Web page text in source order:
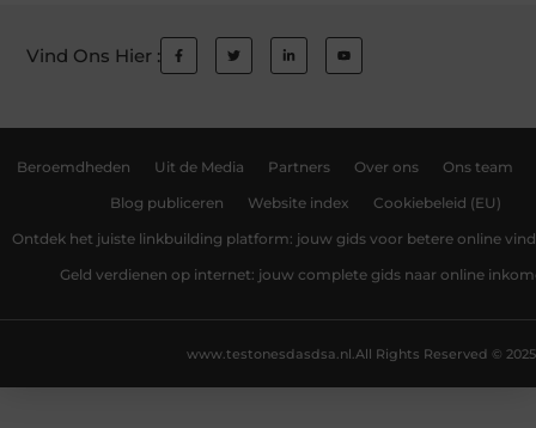
Vind Ons Hier :
Beroemdheden Uit de Media Partners Over ons Ons team
Blog publiceren Website index Cookiebeleid (EU)
Ontdek het juiste linkbuilding platform: jouw gids voor betere online
Geld verdienen op internet: jouw complete gids naar online
All Rights Reserved © 2025
www.testonesdasdsa.nl.